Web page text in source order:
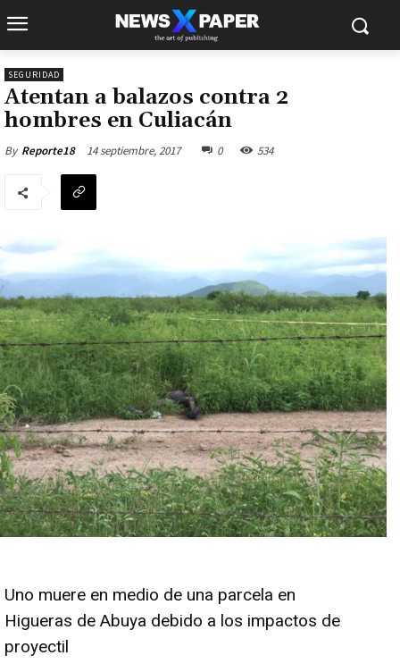
SEGURIDAD
Atentan a balazos contra 2
hombres en Culiacán
By Reporte18 14 septiembre, 2017 0 534
Uno muere en medio de una parcela en
Higueras de Abuya debido a los impactos de
proyectil